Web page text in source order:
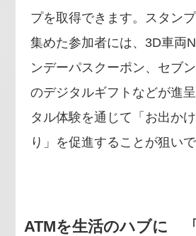
プを取得できます。スタン
集めた参加者には、3D車両
ンデーパスクーポン、セブ
のデジタルギフトなどが進
タル体験を通じて「お出か
り」を促進することが狙いで
ATMを生活のハブに